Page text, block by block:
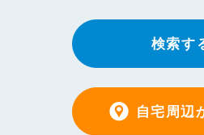
検索す
自宅周辺